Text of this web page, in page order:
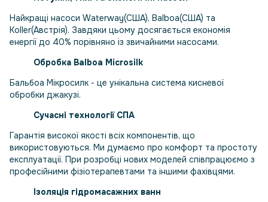
Найкращі насоси Waterway(США), Balboa(США) та
Koller(Австрія). Завдяки цьому досягається економія
енергії до 40% порівняно із звичайними насосами.
Обробка Balboa Microsilk
Бальбоа Мікросилк - це унікальна система кисневої
обробки джакузі.
Сучасні технології СПА
Гарантія високої якості всіх компонентів, що
використовуються. Ми думаємо про комфорт та простоту
експлуатації. При розробці нових моделей співпрацюємо з
професійними фізіотерапевтами та іншими фахівцями.
Ізоляція гідромасажних ванн